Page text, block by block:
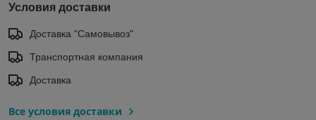
Условия доставки
Доставка "Самовывоз"
Транспортная компания
Доставка
Все условия доставки